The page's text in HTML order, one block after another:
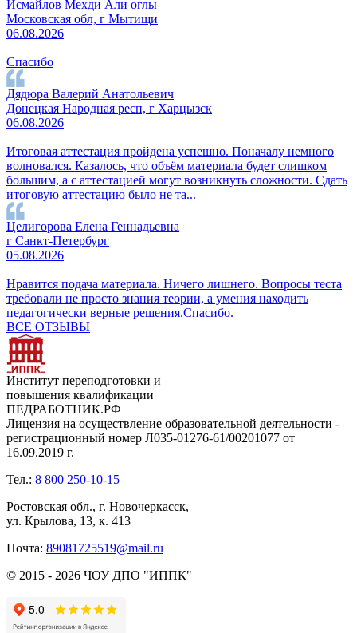
Исмайлов Мехди Али оглы
Московская обл, г Мытищи
06.08.2026
Спасибо
Дядюра Валерий Анатольевич
Донецкая Народная респ, г Харцызск
06.08.2026
Итоговая аттестация пройдена успешно. Поначалу немного
волновался. Казалось, что объём материала будет слишком
большим, а с аттестацией могут возникнуть сложности. Сдать
итоговую аттестацию было не та...
Целигорова Елена Геннадьевна
г Санкт-Петербург
05.08.2026
Нравится подача материала. Ничего лишнего. Вопросы теста
требовали не просто знания теории, а умения находить
педагогически верные решения.Спасибо.
ВСЕ ОТЗЫВЫ
Институт переподготовки и
повышения квалификации
ПЕДРАБОТНИК.РФ
Лицензия на осуществление образовательной деятельности -
регистрационный номер Л035-01276-61/00201077 от
16.09.2019 г.
Тел.: 8 800 250-10-15
Ростовская обл., г. Новочеркасск,
ул. Крылова, 13, к. 413
Почта: 89081725519@mail.ru
© 2015 - 2026 ЧОУ ДПО "ИППК"